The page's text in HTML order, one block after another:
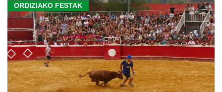
ORDIZIAKO FESTAK